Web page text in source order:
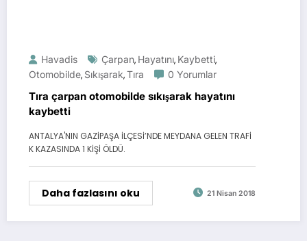
Havadis Çarpan, Hayatını, Kaybetti,
Otomobilde, Sıkışarak,Tıra 0 Yorumlar
Tıra çarpan otomobilde sıkışarak hayatını
kaybetti
ANTALYA'NIN GAZİPAŞA İLÇESİ’NDE MEYDANA GELEN TRAFİ
K KAZASINDA 1 KİŞİ ÖLDÜ.
Daha fazlasını oku 21 Nisan 2018